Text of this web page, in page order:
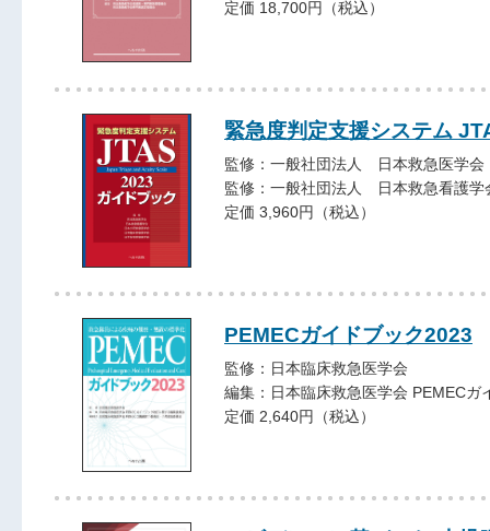
定価 18,700円（税込）
緊急度判定支援システム
監修：一般社団法人 日本救急医学会
監修：一般社団法人 日本救急看護学
定価 3,960円（税込）
PEMECガイドブック2023
監修：日本臨床救急医学会
編集：日本臨床救急医学会 PEMEC
定価 2,640円（税込）